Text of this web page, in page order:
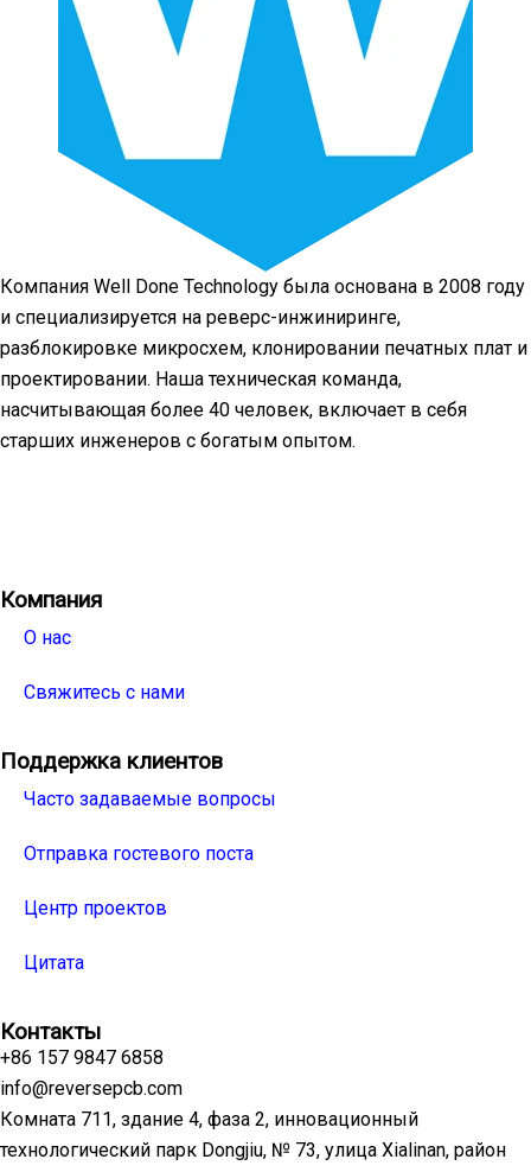
Компания Well Done Technology была основана в 2008 году
и специализируется на реверс-инжиниринге,
разблокировке микросхем, клонировании печатных плат и
проектировании. Наша техническая команда,
насчитывающая более 40 человек, включает в себя
старших инженеров с богатым опытом.
Компания
О нас
Свяжитесь с нами
Поддержка клиентов
Часто задаваемые вопросы
Отправка гостевого поста
Центр проектов
Цитата
Контакты
+86 157 9847 6858
info@reversepcb.com
Комната 711, здание 4, фаза 2, инновационный
технологический парк Dongjiu, № 73, улица Xialinan, район